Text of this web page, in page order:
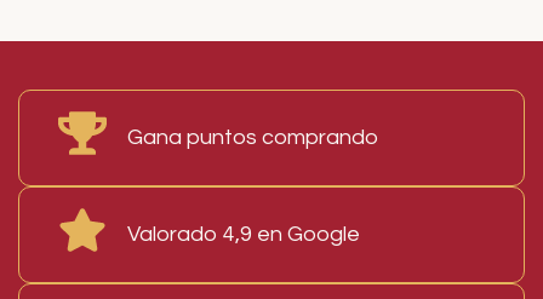
AÑADIR AL CARRITO AÑADIR AL CARRITO
Gana puntos comprando
Valorado 4,9 en Google